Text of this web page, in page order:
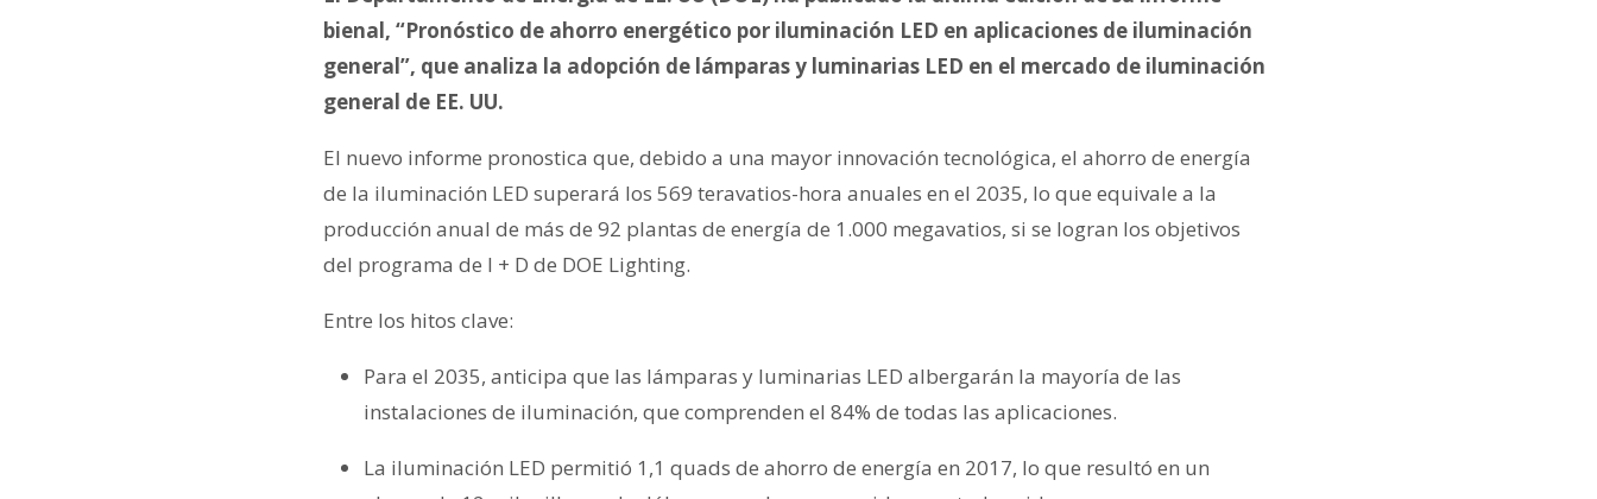
bienal, “Pronóstico de ahorro energético por iluminación LED en aplicaciones de iluminación
general”, que analiza la adopción de lámparas y luminarias LED en el mercado de iluminación
general de EE. UU.
El nuevo informe pronostica que, debido a una mayor innovación tecnológica, el ahorro de energía
de la iluminación LED superará los 569 teravatios-hora anuales en el 2035, lo que equivale a la
producción anual de más de 92 plantas de energía de 1.000 megavatios, si se logran los objetivos
del programa de I + D de DOE Lighting.
Entre los hitos clave:
Para el 2035, anticipa que las lámparas y luminarias LED albergarán la mayoría de las
instalaciones de iluminación, que comprenden el 84% de todas las aplicaciones.
La iluminación LED permitió 1,1 quads de ahorro de energía en 2017, lo que resultó en un